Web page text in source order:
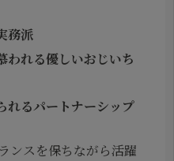
務派
われる優しいおじいち
れるパートナーシップ
ンスを保ちながら活躍